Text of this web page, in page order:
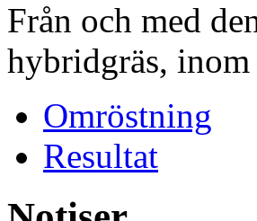
Från och med
hybridgräs, inom
Omröstning
Resultat